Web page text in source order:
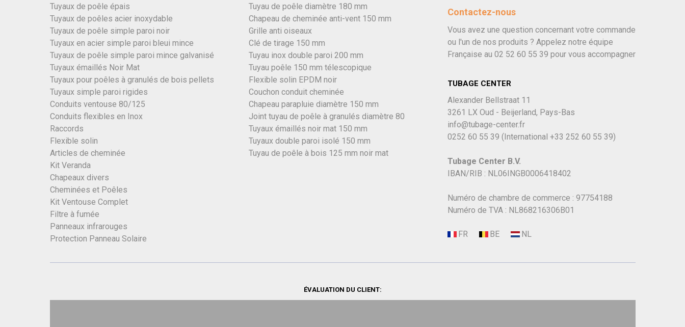
Tuyaux de poêle épais
Tuyaux de poêles acier inoxydable
Tuyaux de poêle simple paroi noir
Tuyaux en acier simple paroi bleui mince
Tuyaux de poêle simple paroi mince galvanisé
Tuyaux émaillés Noir Mat
Tuyaux pour poêles à granulés de bois pellets
Tuyaux simple paroi rigides
Conduits ventouse 80/125
Conduits flexibles en Inox
Raccords
Flexible solin
Articles de cheminée
Kit Veranda
Chapeaux divers
Cheminées et Poêles
Kit Ventouse Complet
Filtre à fumée
Panneaux infrarouges
Protection Panneau Solaire
Tuyau de poêle diamètre 180 mm
Chapeau de cheminée anti-vent 150 mm
Grille anti oiseaux
Clé de tirage 150 mm
Tuyau inox double paroi 200 mm
Tuyau poêle 150 mm télescopique
Flexible solin EPDM noir
Couchon conduit cheminée
Chapeau parapluie diamètre 150 mm
Joint tuyau de poêle à granulés diamètre 80
Tuyaux émaillés noir mat 150 mm
Tuyaux double paroi isolé 150 mm
Tuyau de poêle à bois 125 mm noir mat
Contactez-nous
Vous avez une question concernant votre commande
ou l'un de nos produits ? Appelez notre équipe
Française au 02 52 60 55 39 pour vous accompagner
TUBAGE CENTER
Alexander Bellstraat 11
3261 LX Oud - Beijerland, Pays-Bas
info@tubage-center.fr
0252 60 55 39 (International +33 252 60 55 39)
Tubage Center B.V.
IBAN/RIB : NL06INGB0006418402
Numéro de chambre de commerce : 97754188
Numéro de TVA : NL868216306B01
ÉVALUATION DU CLIENT: